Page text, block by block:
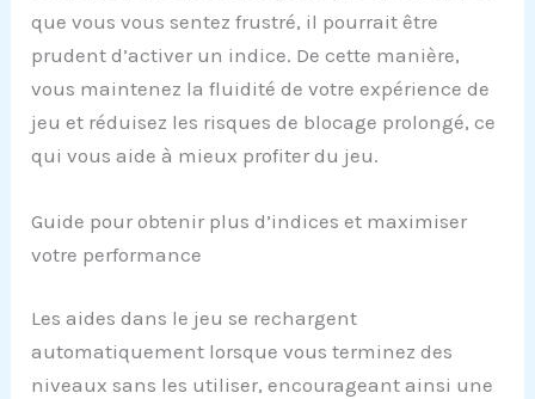
que vous vous sentez frustré, il pourrait être
prudent d’activer un indice. De cette manière,
vous maintenez la fluidité de votre expérience de
jeu et réduisez les risques de blocage prolongé, ce
qui vous aide à mieux profiter du jeu.
Guide pour obtenir plus d’indices et maximiser
votre performance
Les aides dans le jeu se rechargent
automatiquement lorsque vous terminez des
niveaux sans les utiliser, encourageant ainsi une